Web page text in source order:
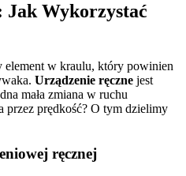
Jak Wykorzystać
element w kraulu, który powinien
Urządzenie ręczne jest
mała zmiana w ruchu
przez prędkość? O tym dzielimy
ręcznej